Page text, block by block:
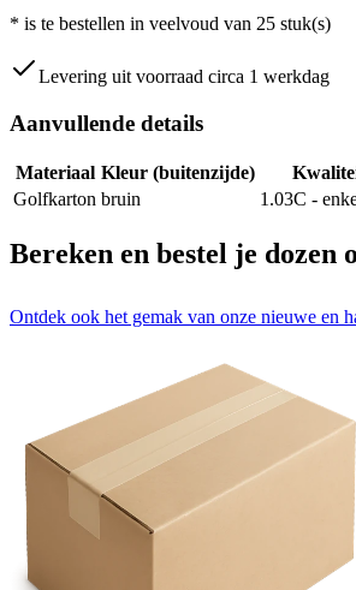
* is te bestellen in veelvoud van 25 stuk(s)
Levering uit voorraad circa 1 werkdag
Aanvullende details
Materiaal Kleur (buitenzijde)
Golfkarton bruin 1.03C -
Bereken en bestel je dozen
Ontdek ook het gemak van onze nieuwe en